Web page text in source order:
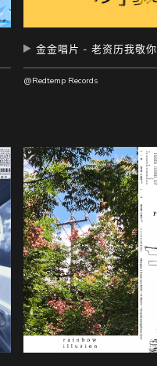
金金唱片 - 老资历我敬你
@Redtemp Records